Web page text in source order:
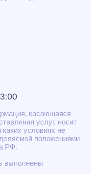
касающаяся
услуг, носит
условиях не
положениями
РФ.
выполнены